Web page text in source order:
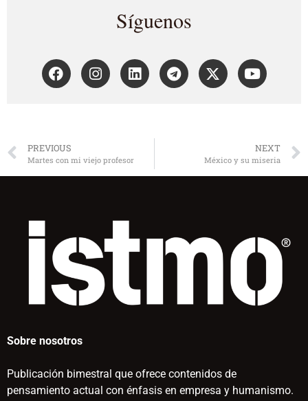
Síguenos
PREVIOUS
Martes con mi viejo profesor
NEXT
México y su miseria
Sobre nosotros
Publicación bimestral que ofrece contenidos de
pensamiento actual con énfasis en empresa y humanismo.